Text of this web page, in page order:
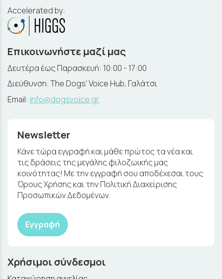
Accelerated by:
Επικοινωνήστε μαζί μας
Δευτέρα έως Παρασκευή: 10:00 - 17:00
Διεύθυνση: The Dogs' Voice Hub, Γαλάτσι
Email: info@dogsvoice.gr
Newsletter
Κάνε τώρα εγγραφή και μάθε πρώτος τα νέα και
τις δράσεις της μεγάλης φιλοζωικής μας
κοινότητας! Με την εγγραφή σου αποδέχεσαι τους
Όρους Χρήσης και την Πολιτική Διαχείρισης
Προσωπικών Δεδομένων.
Εγγραφή
Χρήσιμοι σύνδεσμοι